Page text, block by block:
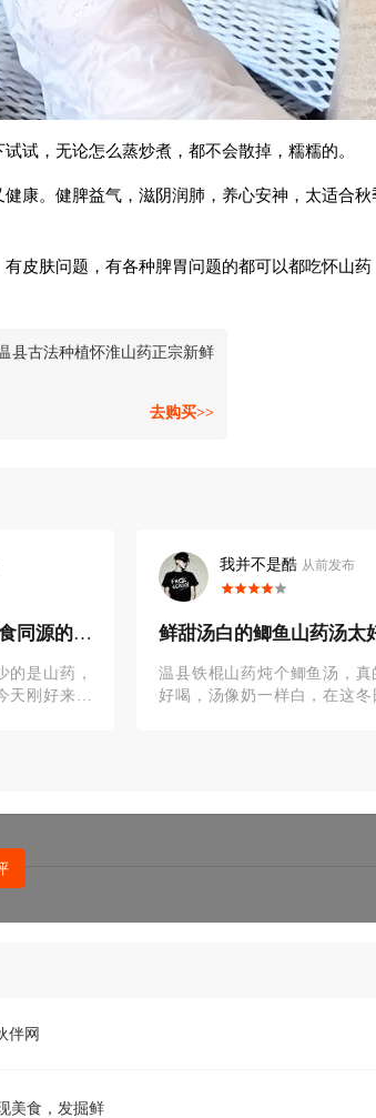
试，无论怎么蒸炒煮，都不会散掉，糯糯的。
康。健脾益气，滋阴润肺，养心安神，太适合秋
皮肤问题，有各种脾胃问题的都可以都吃怀山药
县古法种植怀淮山药正宗新鲜
去购买>>
同源的食
的是山药，
天刚好来科
我并不是酷 从前发布
鲜甜汤白的鲫鱼山药汤太
温县铁棍山药炖个鲫鱼汤，真
好喝，汤像奶一样白，在这冬
伴网
美食，发掘鲜